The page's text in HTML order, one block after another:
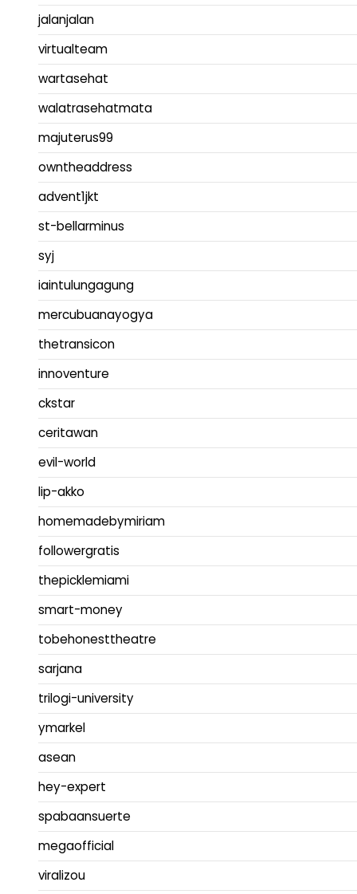
jalanjalan
virtualteam
wartasehat
walatrasehatmata
majuterus99
owntheaddress
advent1jkt
st-bellarminus
syj
iaintulungagung
mercubuanayogya
thetransicon
innoventure
ckstar
ceritawan
evil-world
lip-akko
homemadebymiriam
followergratis
thepicklemiami
smart-money
tobehonesttheatre
sarjana
trilogi-university
ymarkel
asean
hey-expert
spabaansuerte
megaofficial
viralizou